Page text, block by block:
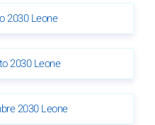
2030 Leone
2030 Leone
2030 Leone